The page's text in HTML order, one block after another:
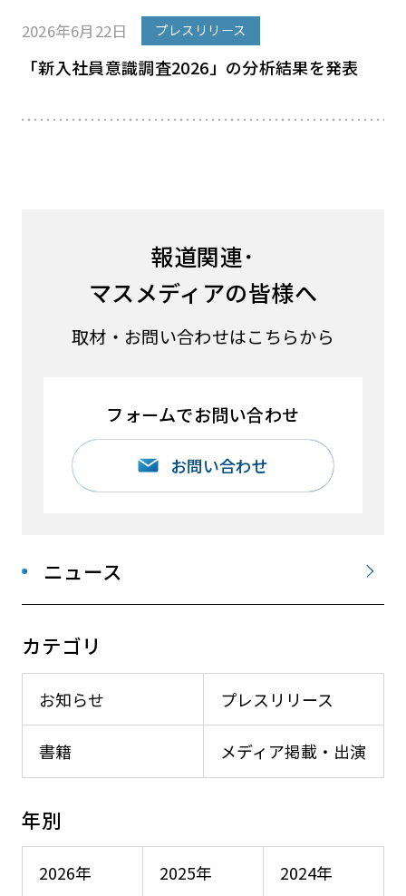
ニュース
カテゴリ
お知らせ プレスリリース
メディア掲載・出演
書籍
年別
2026年 2025年 2024年
2026年6月22日 プレスリリース
「新入社員意識調査2026」の分析結果を発表
報道関連･
マスメディアの皆様へ
取材・お問い合わせはこちらから
フォームでお問い合わせ
お問い合わせ